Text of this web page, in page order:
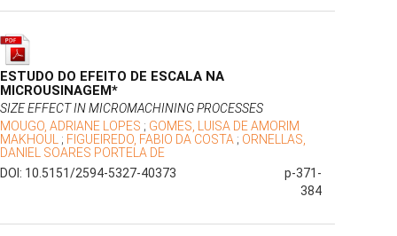
ESTUDO DO EFEITO DE ESCALA NA
MICROUSINAGEM*
SIZE EFFECT IN MICROMACHINING PROCESSES
MOUGO, ADRIANE LOPES ; GOMES, LUISA DE AMORIM
MAKHOUL ; FIGUEIREDO, FABIO DA COSTA ; ORNELLAS,
DANIEL SOARES PORTELA DE
DOI: 10.5151/2594-5327-40373
p-371-
384